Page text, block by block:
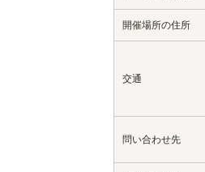
開催場所の住所
交通
問い合わせ先